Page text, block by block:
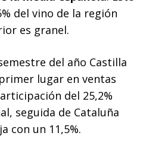
del vino de la región
es granel.
del año Castilla
lugar en ventas
del 25,2%
seguida de Cataluña
con un 11,5%.